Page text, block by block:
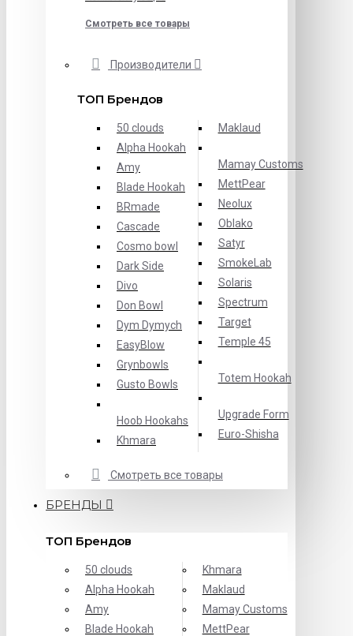
Смотреть все товары
Производители
ТОП Брендов
50 clouds
Alpha Hookah
Amy
Blade Hookah
BRmade
Cascade
Cosmo bowl
Dark Side
Divo
Don Bowl
Dym Dymych
EasyBlow
Grynbowls
Gusto Bowls
Hoob Hookahs
Khmara
Maklaud
Mamay Customs
MettPear
Neolux
Oblako
Satyr
SmokeLab
Solaris
Spectrum
Target
Temple 45
Totem Hookah
Upgrade Form
Еuro-Shisha
Смотреть все товары
БРЕНДЫ
ТОП Брендов
50 clouds
Alpha Hookah
Amy
Blade Hookah
Khmara
Maklaud
Mamay Customs
MettPear